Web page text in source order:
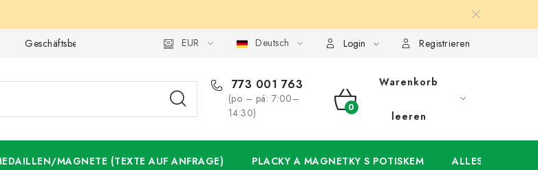
Geschäftsbedingungen Datenschutzerklärung Großhandel Meine Bestellung
EUR Deutsch Login Registrieren
773 001 763
(po – pá: 7:00–
14:30)
WARENKORB
Warenkorb
leeren
MAGNETE (TEXTE AUF ANFRAGE) PLACKY A MAGNETKY S POTISKEM ALLES FÜR DIE